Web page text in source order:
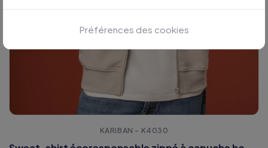
KARIBAN - K4030
Préférences des cookies